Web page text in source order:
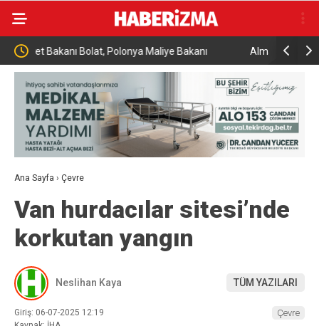
Bakanı Almanya’da Ren Nehri’nde kuraklık alarmı: Su
seviyesinde tarihi düşüş yaşandı
Ana Sayfa › Çevre
Van hurdacılar sitesi’nde
korkutan yangın
Neslihan Kaya TÜM YAZILARI
Giriş: 06-07-2025 12:19
Çevre